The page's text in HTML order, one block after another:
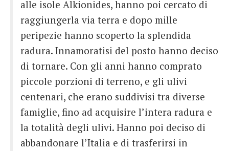
alle isole Alkionides, hanno poi cercato di
raggiungerla via terra e dopo mille
peripezie hanno scoperto la splendida
radura. Innamoratisi del posto hanno deciso
di tornare. Con gli anni hanno comprato
piccole porzioni di terreno, e gli ulivi
centenari, che erano suddivisi tra diverse
famiglie, fino ad acquisire l’intera radura e
la totalità degli ulivi. Hanno poi deciso di
abbandonare l’Italia e di trasferirsi in